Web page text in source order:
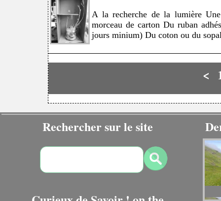
A la recherche de la lumière
morceau de carton Du ruban
jours minium) Du coton ou du
<
Rechercher sur le site